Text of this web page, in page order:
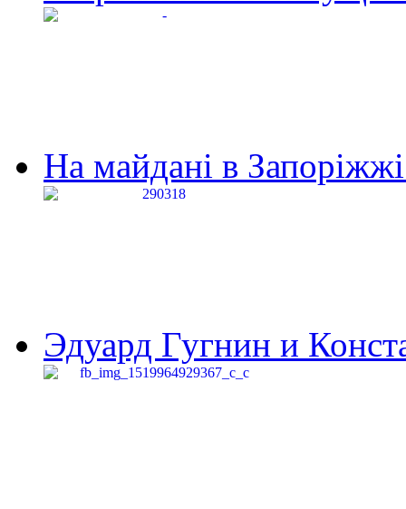
На майдані в
Эдуард Гугнин и